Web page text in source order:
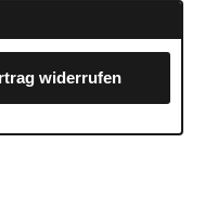
widerrufen